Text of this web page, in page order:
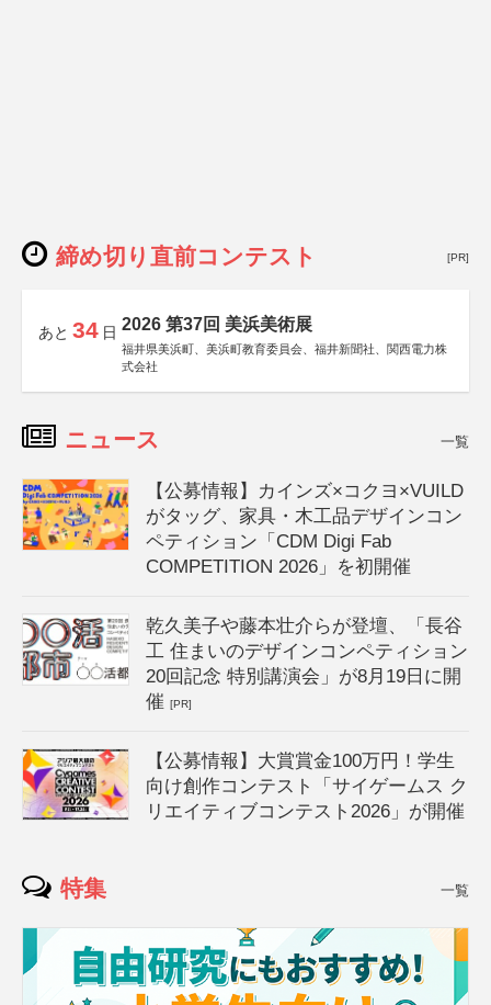
締め切り直前コンテスト [PR]
あと 34 日 2026 第37回 美浜美術展
福井県美浜町、美浜町教育委員会、福井新聞社、関西電力株
式会社
ニュース 一覧
【公募情報】カインズ×コクヨ×VUILD
がタッグ、家具・木工品デザインコン
ペティション「CDM Digi Fab
COMPETITION 2026」を初開催
乾久美子や藤本壮介らが登壇、「長谷
工 住まいのデザインコンペティション
20回記念 特別講演会」が8月19日に開
催[PR]
【公募情報】大賞賞金100万円！学生
向け創作コンテスト「サイゲームス ク
リエイティブコンテスト2026」が開催
特集 一覧